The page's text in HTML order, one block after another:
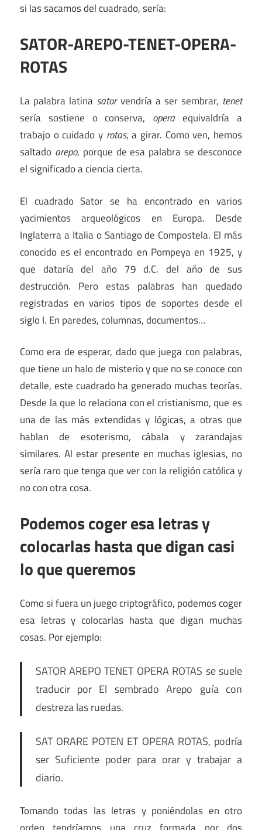
si las sacamos del cuadrado, sería:
SATOR-AREPO-TENET-OPERA-
ROTAS
La palabra latina satorvendría a ser sembrar, tenet
sería sostiene o conserva, opera equivaldría a
trabajo o cuidado y rotas, a girar. Como ven, hemos
saltado arepo, porque de esa palabra se desconoce
el significado a ciencia cierta.
El cuadrado Sator se ha encontrado en varios
yacimientos arqueológicos en Europa. Desde
Inglaterra a Italia o Santiago de Compostela. El más
conocido es el encontrado en Pompeya en 1925, y
que dataría del año 79 d.C. del año de sus
destrucción. Pero estas palabras han quedado
registradas en varios tipos de soportes desde el
siglo I. En paredes, columnas, documentos…
Como era de esperar, dado que juega con palabras,
que tiene un halo de misterio y que no se conoce con
detalle, este cuadrado ha generado muchas teorías.
Desde la que lo relaciona con el cristianismo, que es
una de las más extendidas y lógicas, a otras que
hablan de esoterismo, cábala y zarandajas
similares. Al estar presente en muchas iglesias, no
sería raro que tenga que ver con la religión católica y
no con otra cosa.
Podemos coger esa letras y
colocarlas hasta que digan casi
lo que queremos
Como si fuera un juego criptográfico, podemos coger
esa letras y colocarlas hasta que digan muchas
cosas. Por ejemplo:
SATOR AREPO TENET OPERA ROTAS se suele
traducir por El sembrado Arepo guía con
destreza las ruedas.
SAT ORARE POTEN ET OPERA ROTAS, podría
ser Suficiente poder para orar y trabajar a
diario.
Tomando todas las letras y poniéndolas en otro